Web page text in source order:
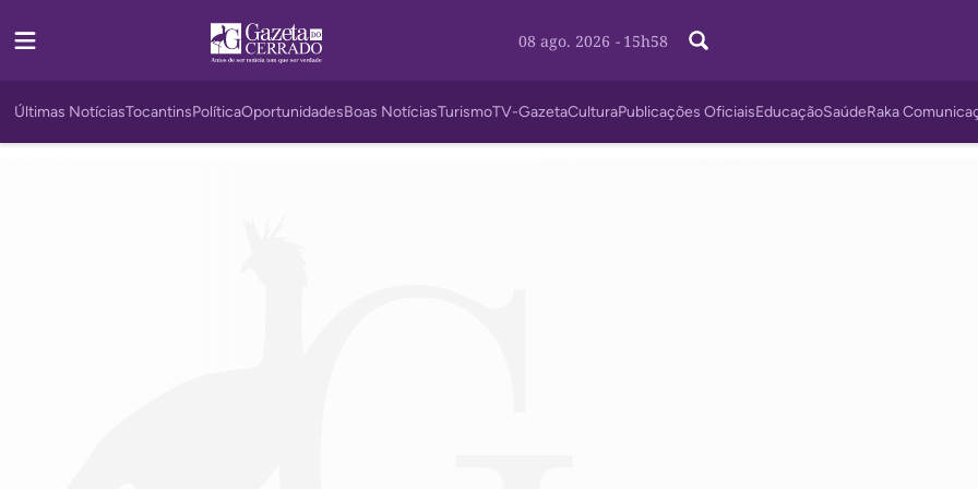
08 ago. 2026 - 15h58
Últimas NotíciasTocantinsPolíticaOportunidadesBoas NotíciasTurismoTV-GazetaCulturaPublicações OficiaisEducaçãoSaúdeRaka